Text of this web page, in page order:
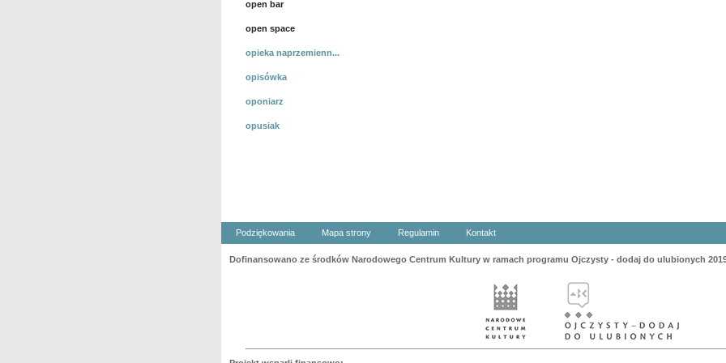
open bar
open space
opieka naprzemienn...
opisówka
oponiarz
opusiak
Podziękowania Mapa strony Regulamin Kontakt
Dofinansowano ze środków Narodowego Centrum Kultury w ramach programu Ojczysty - dodaj do ulubionych